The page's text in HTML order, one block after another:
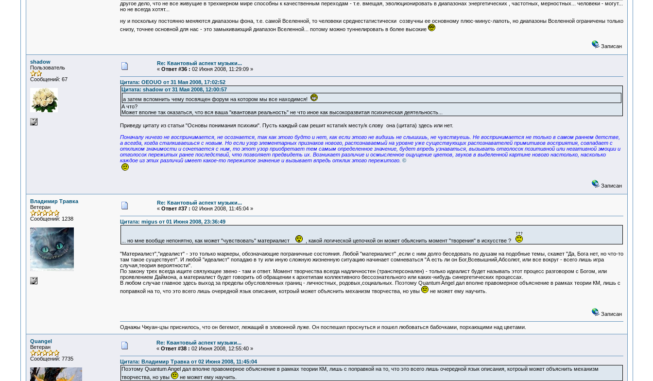
другое дело, что не все живущие в трехмерном мире способны к качественным переходам - т.е. вмещая, эволюционировать в диапазонах энергетических , частотных, мерностных... человеки - могут...
но не всегда хотят...
ну и поскольку постоянно меняются диапазоны фона, т.е. самой Вселенной, то человеки среднестатистически созвучны ее основному плюс-минус-лапоть, но диапазоны Вселенной ограничены только
снизу, точнее основной для нас - это замыкивающий диапазон Вселенной... потому можно туннелировать в более высокие
Записан
shadow
Пользователь
Сообщений: 67
Re: Квантовый аспект музыки...
« Ответ #36 : 02 Июня 2008, 11:29:09 »
Цитата: OEOUO от 31 Мая 2008, 17:02:52
Цитата: shadow от 31 Мая 2008, 12:00:57
а затем вспомнить чему посвящен форум на котором мы все находимся!
А что?
Может вполне так оказаться, что вся ваша "квантовая реальность" не что иное как высокоразвитая психическая деятельность...
Приведу цитату из статьи "Основы понимания психики". Пусть каждый сам решит кстати/к месту/к слову она (цитата) здесь или нет.
Поначалу ничего не воспринимается, не осознается, так как этого будто и нет, как если этого не видишь не слышишь, не чувствуешь. Не воспринимается не только в самом раннем детстве,
а всегда, когда сталкиваешься с новым. Но если узор элементарных признаков нового, распознаваемый на уровне уже существующих распознавателей примитивов восприятия, совпадает с
откликом значимости и сочетается с ним, то этот узор приобретает тем самым определенное значение, будет впредь узнаваться, вызывать отголосок позитивной или негативной эмоции и
отголосок пережитых ранее последствий, что позволяет предвидеть их. Возникает различие и осмысленное ощущение цветов, звуков в выделенной картине нового настолько, насколько
каждое из этих различий имеет какое-то пережитое значение и вызывает впредь отклик этого пережитого. ©
Записан
Владимир Травка
Ветеран
Сообщений: 1238
Re: Квантовый аспект музыки...
« Ответ #37 : 02 Июня 2008, 11:45:04 »
Цитата: migus от 01 Июня 2008, 23:36:49
... но мне вообще непонятно, как может "чувствовать" материалист , какой логической цепочкой он может обьяснить момент "творения" в искусстве ?
"Материалист","идеалист" - это только маркеры, обозначающие пограничные состояния. Любой "материалист" ,если с ним долго беседовать по душам на подобные темы, скажет "Да, Бога нет, но что-то
там такое существует". И любой "идеалист" попадаю в ту или иную сложную жизненную ситуацию начинает сомневаться "А есть ли он Бог,Всевышний,Абсолют, или все вокруг - всего лишь игра
случая,теория вероятности".
По закону трех всегда ищите связующее звено - там и ответ. Момент творчества всегда надличностен (трансперсонален) - только идеалист будет называть этот процесс разговором с Богом, или
проявлением Даймона, а материалист будет говорить об обращении к архетипам коллективного бессознательного или каких-нибудь синергетических процессах.
В любом случае главное здесь выход за пределы обусловленных границ - личностных, родовых,социальных. Поэтому Quantum Angel дал вполне правомерное объяснение в рамках теории КМ, лишь с
поправкой на то, что это всего лишь очередной язык описания, котроый может объяснить механизм творчества, но увы
не может ему научить.
Записан
Однажы Чжуан-цзы приснилось, что он бегемот, лежащий в зловонной луже. Он поспешил проснуться и пошел любоваться бабочками, порхающими над цветами.
Quangel
Ветеран
Сообщений: 7735
Re: Квантовый аспект музыки...
« Ответ #38 : 02 Июня 2008, 12:55:40 »
Цитата: Владимир Травка от 02 Июня 2008, 11:45:04
Поэтому Quantum Angel дал вполне правомерное объяснение в рамках теории КМ, лишь с поправкой на то, что это всего лишь очередной язык описания, котроый может объяснить механизм
творчества, но увы
не может ему научить.